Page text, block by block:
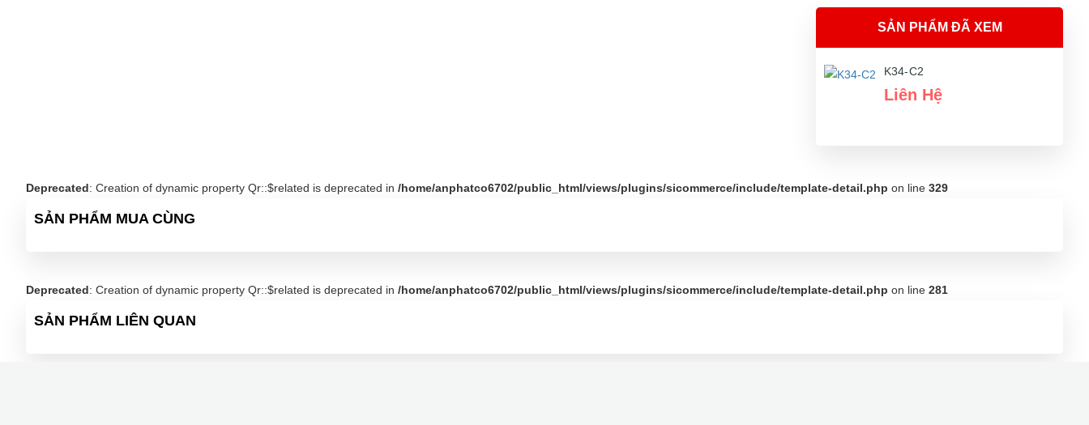
SẢN PHẨM ĐÃ XEM
K34-C2
Liên Hệ
Deprecated: Creation of dynamic property Qr::$related is deprecated in /home/anphatco6702/public_html/views/plugins/sicommerce/include/template-detail.php on line 329
SẢN PHẨM MUA CÙNG
Deprecated: Creation of dynamic property Qr::$related is deprecated in /home/anphatco6702/public_html/views/plugins/sicommerce/include/template-detail.php on line 281
SẢN PHẨM LIÊN QUAN